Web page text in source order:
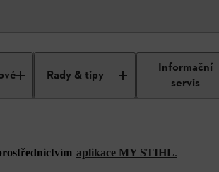
Rady & tipy
Informační
servis
aplikace MY STIHL.